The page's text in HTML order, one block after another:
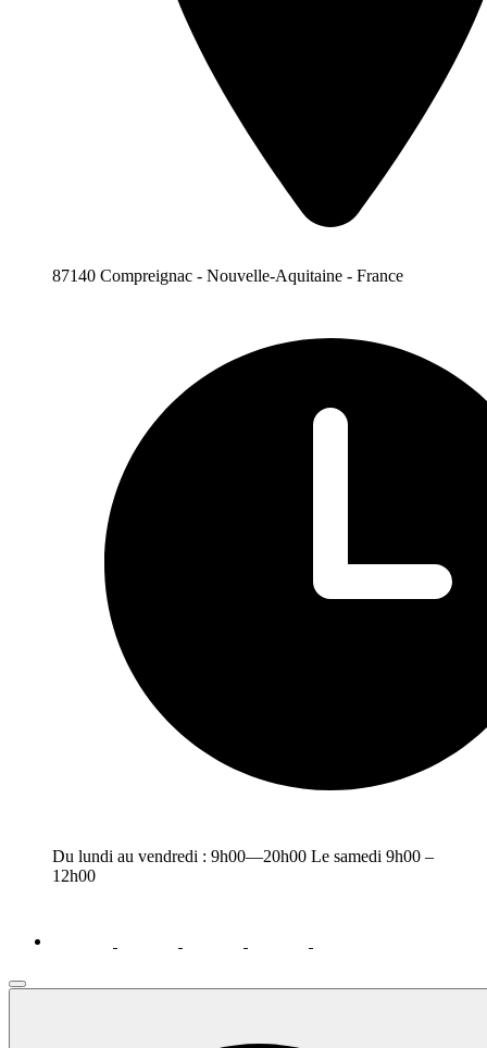
87140 Compreignac - Nouvelle-Aquitaine - France
Du lundi au vendredi : 9h00—20h00 Le samedi 9h00 –
12h00